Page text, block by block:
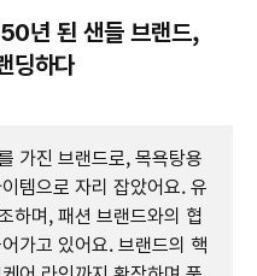
년 된 샌들 브랜드,
딩하다
가진 브랜드로, 목욕탕용
템으로 자리 잡았어요. 유
하며, 패션 브랜드와의 협
가고 있어요. 브랜드의 핵